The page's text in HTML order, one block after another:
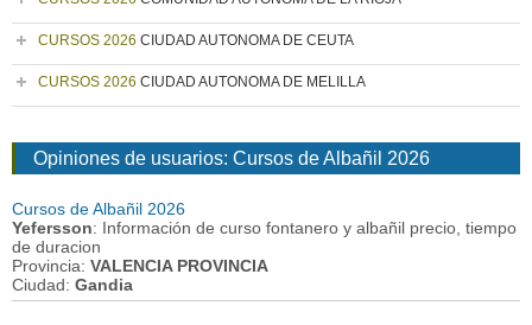
CURSOS 2026 CIUDAD AUTONOMA DE CEUTA
CURSOS 2026 CIUDAD AUTONOMA DE MELILLA
Opiniones de usuarios: Cursos de Albañil 2026
Cursos de Albañil 2026
Yefersson: Información de curso fontanero y albañil precio, tiempo
de duracion
Provincia: VALENCIA PROVINCIA
Ciudad: Gandia